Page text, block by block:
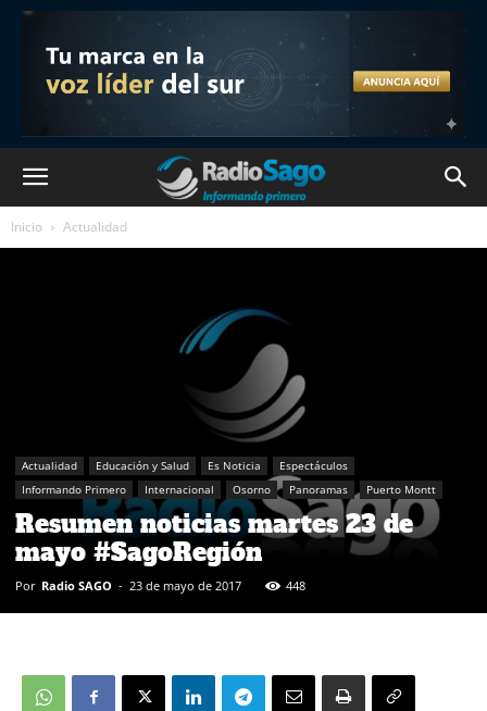
Inicio Actualidad
Actualidad Educación y Salud Es Noticia
Espectáculos
Informando Primero
Internacional Osorno Panoramas Puerto Montt
Resumen noticias martes 23 de
mayo #SagoRegión
Por Radio SAGO - 23 de mayo de 2017 448